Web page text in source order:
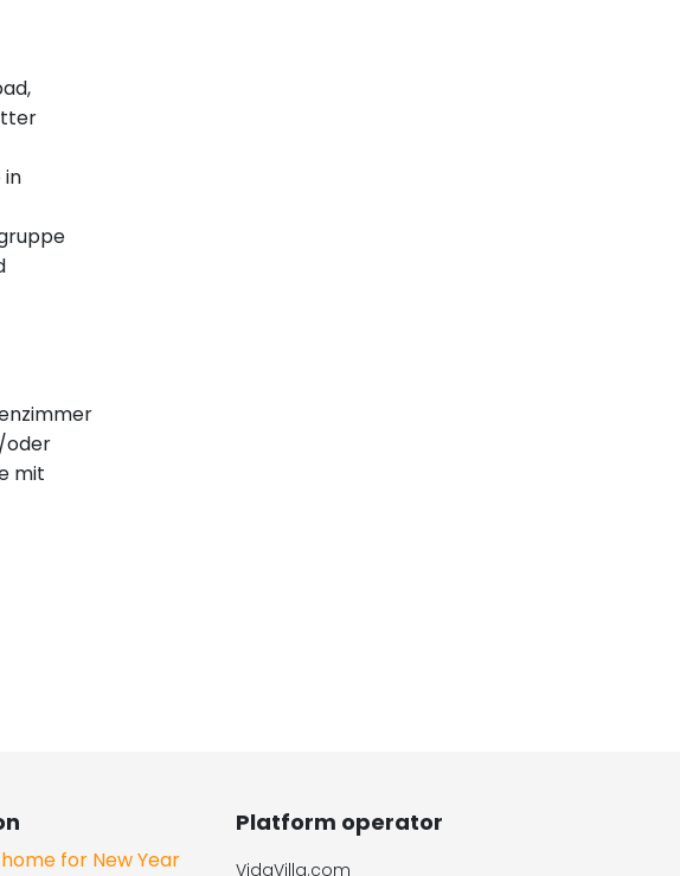
in
oder
mit
for New Year
Platform operator
VidaVilla.com